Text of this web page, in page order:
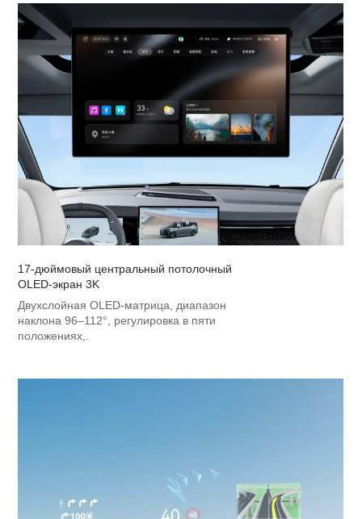
17‑дюймовый центральный потолочный
OLED‑экран 3K
Двухслойная OLED‑матрица, диапазон
наклона 96–112°, регулировка в пяти
положениях,.